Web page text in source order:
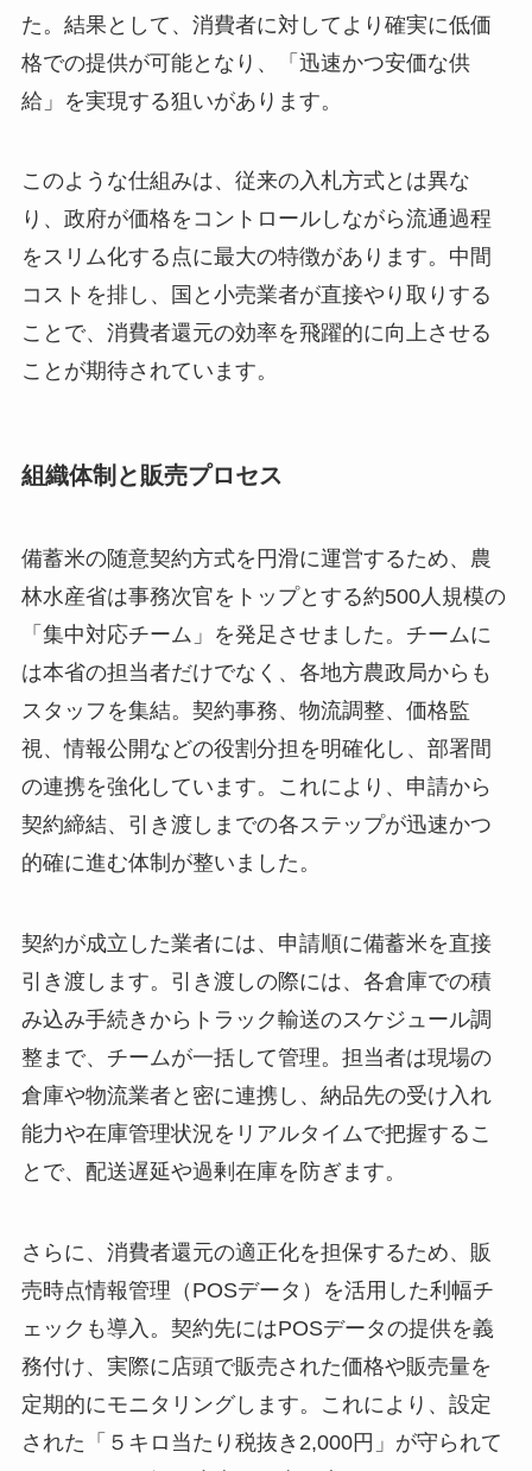
た。結果として、消費者に対してより確実に低価
格での提供が可能となり、「迅速かつ安価な供
給」を実現する狙いがあります。
このような仕組みは、従来の入札方式とは異な
り、政府が価格をコントロールしながら流通過程
をスリム化する点に最大の特徴があります。中間
コストを排し、国と小売業者が直接やり取りする
ことで、消費者還元の効率を飛躍的に向上させる
ことが期待されています。
組織体制と販売プロセス
備蓄米の随意契約方式を円滑に運営するため、農
林水産省は事務次官をトップとする約500人規模の
「集中対応チーム」を発足させました。チームに
は本省の担当者だけでなく、各地方農政局からも
スタッフを集結。契約事務、物流調整、価格監
視、情報公開などの役割分担を明確化し、部署間
の連携を強化しています。これにより、申請から
契約締結、引き渡しまでの各ステップが迅速かつ
的確に進む体制が整いました。
契約が成立した業者には、申請順に備蓄米を直接
引き渡します。引き渡しの際には、各倉庫での積
み込み手続きからトラック輸送のスケジュール調
整まで、チームが一括して管理。担当者は現場の
倉庫や物流業者と密に連携し、納品先の受け入れ
能力や在庫管理状況をリアルタイムで把握するこ
とで、配送遅延や過剰在庫を防ぎます。
さらに、消費者還元の適正化を担保するため、販
売時点情報管理（POSデータ）を活用した利幅チ
ェックも導入。契約先にはPOSデータの提供を義
務付け、実際に店頭で販売された価格や販売量を
定期的にモニタリングします。これにより、設定
された「５キロ当たり税抜き2,000円」が守られて